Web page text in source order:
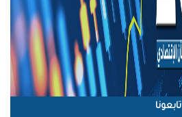
تابعونا